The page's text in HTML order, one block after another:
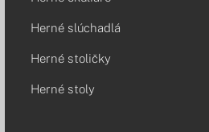
Herné slúchadlá
Herné stoličky
Herné stoly